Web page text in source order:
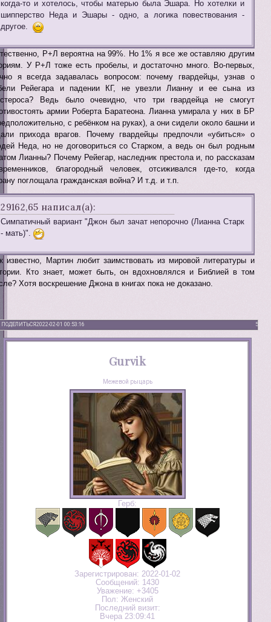
когда-то и хотелось, чтобы матерью была Эшара. Но хотелки и
шипперство Неда и Эшары - одно, а логика повествования -
другое.
Р+Л вероятна на 99%. Но 1% я все же оставляю другим
У Р+Л тоже есть пробелы, и достаточно много. Во-первых,
я всегда задавалась вопросом: почему гвардейцы, узнав о
Рейегара и падении КГ, не увезли Лианну и ее сына из
Ведь было очевидно, что три гвардейца не смогут
армии Роберта Баратеона. Лианна умирала у них в БР
с ребёнком на руках), а они сидели около башни и
прихода врагов. Почему гвардейцы предпочли «убиться» о
Неда, но не договориться со Старком, а ведь он был родным
Лианны? Почему Рейегар, наследник престола и, по рассказам
благородный человек, отсиживался где-то, когда
поглощала гражданская война? И т.д. и т.п.
29162,65 написал(а):
Симпатичный вариант "Джон был зачат непорочно (Лианна Старк
- мать)".
известно, Мартин любит заимствовать из мировой литературы и
Кто знает, может быть, он вдохновлялся и Библией в том
Хотя воскрешение Джона в книгах пока не доказано.
ПОДЕЛИТЬСЯ 5
2022-02-01 00:53:16
Gurvik
Межевой рыцарь
Герб:
Зарегистрирован: 2022-01-02
Сообщений: 1430
Уважение: +3405
Пол: Женский
Последний визит:
Вчера 23:09:41